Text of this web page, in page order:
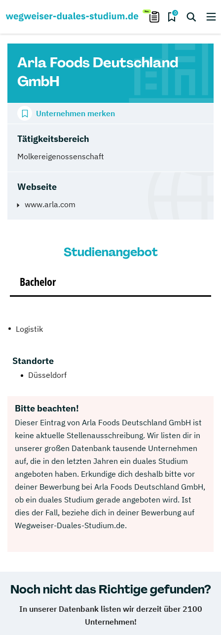
0
Arla Foods Deutschland
GmbH
Tätigkeitsbereich
Molkereigenossenschaft
Webseite
www.arla.com
Unternehmen merken
Studienangebot
Bachelor
Logistik
Standorte
Düsseldorf
Bitte beachten!
Dieser Eintrag von Arla Foods Deutschland GmbH ist
keine aktuelle Stellenausschreibung. Wir listen dir in
unserer großen Datenbank tausende Unternehmen
auf, die in den letzten Jahren ein duales Studium
angeboten haben. Erkundige dich deshalb bitte vor
deiner Bewerbung bei Arla Foods Deutschland GmbH,
ob ein duales Studium gerade angeboten wird. Ist
dies der Fall, beziehe dich in deiner Bewerbung auf
Wegweiser-Duales-Studium.de.
Noch nicht das Richtige gefunden?
In unserer Datenbank listen wir derzeit über 2100
Unternehmen!